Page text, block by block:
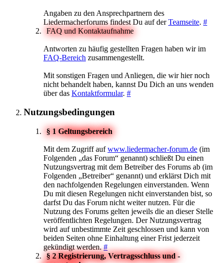
Angaben zu den Ansprechpartnern des
Liedermacherforums findest Du auf derTeamseite. #
FAQ und Kontaktaufnahme
Antworten zu häufig gestellten Fragen haben wir im
FAQ-Bereich zusammengestellt.
Mit sonstigen Fragen und Anliegen, die wir hier noch
nicht behandelt haben, kannst Du Dich an uns wenden
über das Kontaktformular. #
Nutzungsbedingungen
§ 1 Geltungsbereich
Mit dem Zugriff aufwww.liedermacher-forum.de (im
Folgenden „das Forum“ genannt) schließt Du einen
Nutzungsvertrag mit dem Betreiber des Forums ab (im
Folgenden „Betreiber“ genannt) und erklärst Dich mit
den nachfolgenden Regelungen einverstanden. Wenn
Du mit diesen Regelungen nicht einverstanden bist, so
darfst Du das Forum nicht weiter nutzen. Für die
Nutzung des Forums gelten jeweils die an dieser Stelle
veröffentlichten Regelungen. Der Nutzungsvertrag
wird auf unbestimmte Zeit geschlossen und kann von
beiden Seiten ohne Einhaltung einer Frist jederzeit
gekündigt werden.#
§ 2 Registrierung, Vertragsschluss und -